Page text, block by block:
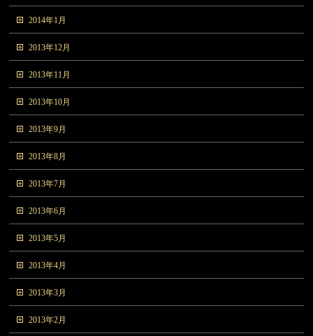
2014年1月
2013年12月
2013年11月
2013年10月
2013年9月
2013年8月
2013年7月
2013年6月
2013年5月
2013年4月
2013年3月
2013年2月